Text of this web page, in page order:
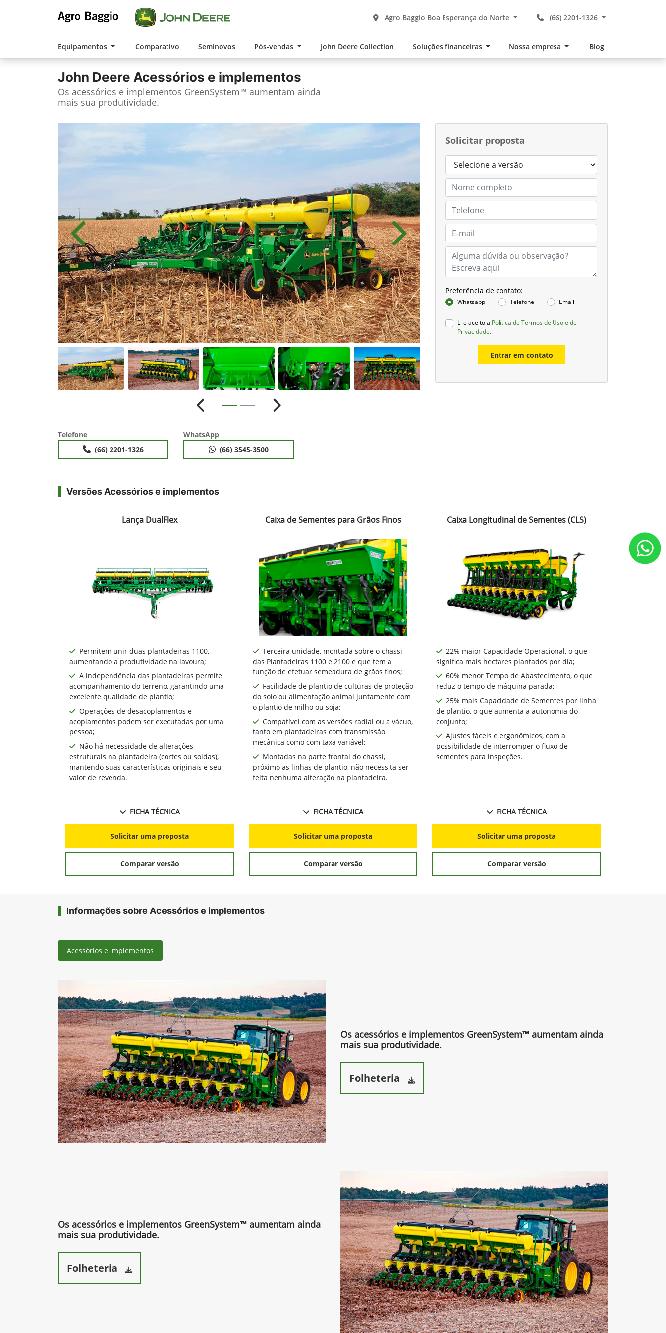
(66) 2201-1326
Agro Baggio Boa Esperança do Norte
Equipamentos Comparativo Seminovos Pós-vendas John Deere Collection Soluções financeiras Nossa empresa Blog
John Deere Acessórios e implementos
Os acessórios e implementos GreenSystem™ aumentam ainda
mais sua produtividade.​
Solicitar proposta
Preferência de contato:
Whatsapp Telefone Email
Li e aceito a Política de Termos de Uso e de
Privacidade.
Entrar em contato
Anterior Próximo
Anterior Próximo
Telefone
(66) 2201-1326
WhatsApp
(66) 3545-3500
Versões Acessórios e implementos
Lança DualFlex
Permitem unir duas plantadeiras 1100,
aumentando a produtividade na lavoura;
A independência das plantadeiras permite
acompanhamento do terreno, garantindo uma
excelente qualidade de plantio;
Operações de desacoplamentos e
acoplamentos podem ser executadas por uma
pessoa;
Não há necessidade de alterações
estruturais na plantadeira (cortes ou soldas),
mantendo suas características originais e seu
valor de revenda.
FICHA TÉCNICA
Solicitar uma proposta
Comparar versão
Caixa de Sementes para Grãos Finos
Terceira unidade, montada sobre o chassi
das Plantadeiras 1100 e 2100 e que tem a
função de efetuar semeadura de grãos finos;
Facilidade de plantio de culturas de proteção
do solo ou alimentação animal juntamente com
o plantio de milho ou soja;
Compatível com as versões radial ou a vácuo,
tanto em plantadeiras com transmissão
mecânica como com taxa variável;
Montadas na parte frontal do chassi,
próximo as linhas de plantio, não necessita ser
feita nenhuma alteração na plantadeira.
FICHA TÉCNICA
Solicitar uma proposta
Comparar versão
Caixa Longitudinal de Sementes (CLS)
22% maior Capacidade Operacional, o que
significa mais hectares plantados por dia;
60% menor Tempo de Abastecimento, o que
reduz o tempo de máquina parada;
25% mais Capacidade de Sementes por linha
de plantio, o que aumenta a autonomia do
conjunto;
Ajustes fáceis e ergonômicos, com a
possibilidade de interromper o fluxo de
sementes para inspeções.
FICHA TÉCNICA
Solicitar uma proposta
Comparar versão
Informações sobre Acessórios e implementos
Acessórios e Implementos
Os acessórios e implementos GreenSystem™ aumentam ainda
mais sua produtividade.​
Folheteria
Os acessórios e implementos GreenSystem™ aumentam ainda
mais sua produtividade.​
Folheteria